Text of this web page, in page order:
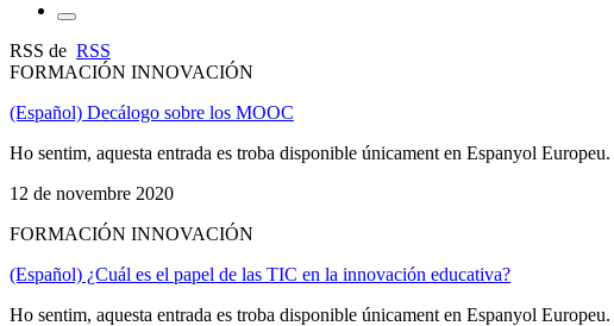
RSS de RSS
FORMACIÓN INNOVACIÓN
(Español) Decálogo sobre los MOOC
Ho sentim, aquesta entrada es troba disponible únicament en Espanyol Europeu.
12 de novembre 2020
FORMACIÓN INNOVACIÓN
(Español) ¿Cuál es el papel de las TIC en la innovación educativa?
Ho sentim, aquesta entrada es troba disponible únicament en Espanyol Europeu.